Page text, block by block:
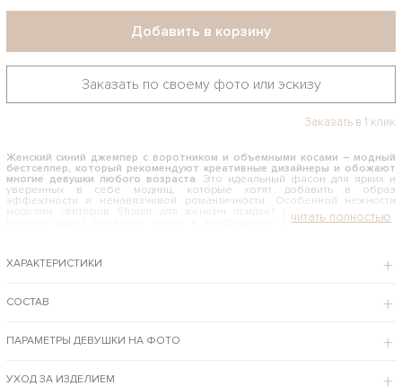
Добавить в корзину
Заказать по своему фото или эскизу
Заказать в 1 клик
Женский синий джемпер с воротником и объемными косами – модный
бестселлер, который рекомендуют креативные дизайнеры и обожают
многие девушки любого возраста. Это идеальный фасон для ярких и
уверенных в себе модниц, которые хотят добавить в образ
эффектности и ненавязчивой романтичности. Особенной нежности
моделям свитеров Shapar для женщин придает премиальная пряжа,
которая дарит приятное тепло и комфортные ощущения, а шарма
или романтичными юбками, классическими джинсами и узкими брючками
– все зависит от вашего настроения и особенностей фигуры. Смело
Москве.
ХАРАКТЕРИСТИКИ
СОСТАВ
ПАРАМЕТРЫ ДЕВУШКИ НА ФОТО
УХОД ЗА ИЗДЕЛИЕМ